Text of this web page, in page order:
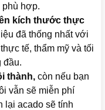
phù hợp.
kích thước thực
đã thống nhất với
tế, thẩm mỹ và tối
đầu.
thành, còn nếu bạn
vẫn sẽ miễn phí
lại acado sẽ tính